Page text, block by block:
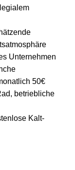
Unternehmen
50€
betriebliche
Kalt-